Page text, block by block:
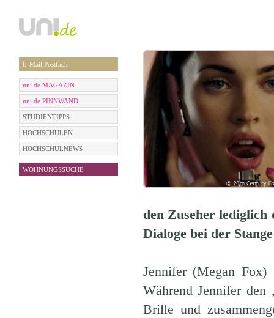
E-Mail Postfach
uni.de MAGAZIN
uni.de PINNWAND
STUDIENTIPPS
HOCHSCHULEN
HOCHSCHULNEWS
WOHNUNGSSUCHE
den Zuseher
Dialoge bei der
Jennifer (Megan Fox)
Während Jennifer
Brille und